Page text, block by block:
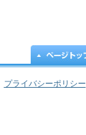
プライバシーポリシー